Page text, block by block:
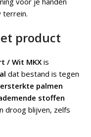
terrein.
product
/ Wit MKXis
dat bestand is tegen
palmen
stoffen
droog blijven, zelfs